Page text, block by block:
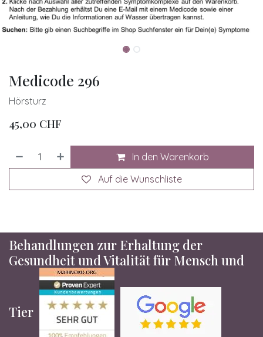
Medicode 296
Hörsturz
45,00 CHF
In den Warenkorb
Auf die Wunschliste
Behandlungen zur Erhaltung der
Gesundheit und Vitalität für Mensch und
Tier